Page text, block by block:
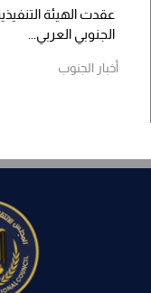
عقدت الهيئة
الجنوبي العربي...
أخبار الجنوب